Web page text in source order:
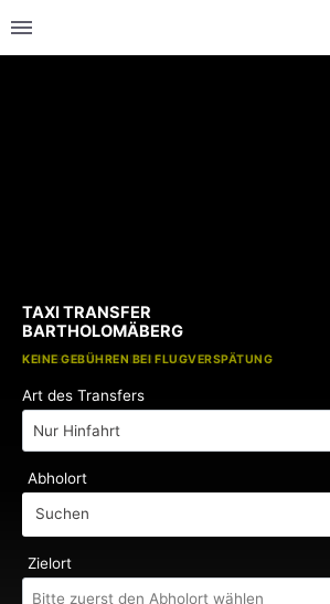
KOSTENLOSE KINDERSITZE
KEINE GEBÜHREN BEI FLUGVERSPÄTUNG
TAXI TRANSFER
BARTHOLOMÄBERG
Art des Transfers
Abholort
Suchen
Zielort